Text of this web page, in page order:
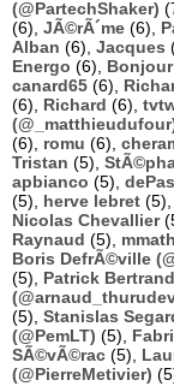
(@PartechShaker)
(6), JÃ©rÃ´me (6),
Alban (6), Jacques
Energo (6),
canard65 (6),
(6), Richard (6),
(6), romu (6),
Tristan (5),
apbianco (5),
(5), herve lebret (5),
Nicolas Chevallier
Raynaud (5),
Boris DefrÃ©ville
(5), Patrick
(5), Stanislas
(@PemLT) (5),
SÃ©vÃ©rac (5),
(@PierreMetivier)